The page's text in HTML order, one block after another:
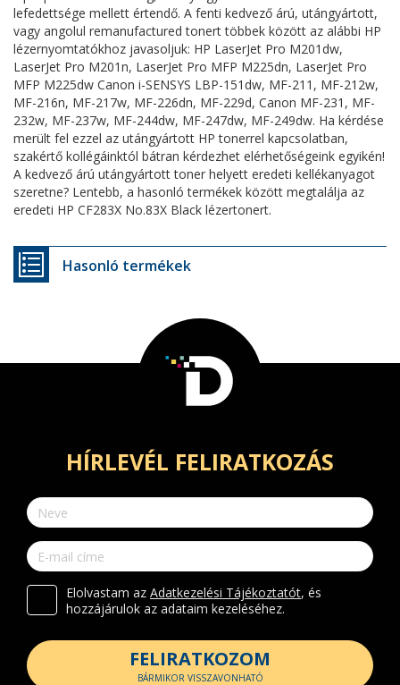
lefedettsége mellett értendő. A fenti kedvező árú, utángyártott,
vagy angolul remanufactured tonert többek között az alábbi HP
lézernyomtatókhoz javasoljuk: HP LaserJet Pro M201dw,
LaserJet Pro M201n, LaserJet Pro MFP M225dn, LaserJet Pro
MFP M225dw Canon i-SENSYS LBP-151dw, MF-211, MF-212w,
MF-216n, MF-217w, MF-226dn, MF-229d, Canon MF-231, MF-
232w, MF-237w, MF-244dw, MF-247dw, MF-249dw. Ha kérdése
merült fel ezzel az utángyártott HP tonerrel kapcsolatban,
szakértő kollégáinktól bátran kérdezhet elérhetőségeink egyikén!
A kedvező árú utángyártott toner helyett eredeti kellékanyagot
szeretne? Lentebb, a hasonló termékek között megtalálja az
eredeti HP CF283X No.83X Black lézertonert.
Hasonló termékek
HÍRLEVÉL FELIRATKOZÁS
Elolvastam az Adatkezelési Tájékoztatót, és
hozzájárulok az adataim kezeléséhez.
FELIRATKOZOM
BÁRMIKOR VISSZAVONHATÓ